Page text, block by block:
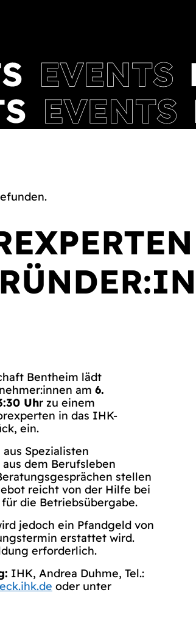
Bentheim lädt
am 6.
Uhr zu einem
in das IHK-
ein.
Spezialisten
dem Berufsleben
stellen
reicht von der Hilfe bei
die Betriebsübergabe.
jedoch ein Pfandgeld von
erstattet wird.
erforderlich.
IHK, Andrea Duhme, Tel.:
oder unter